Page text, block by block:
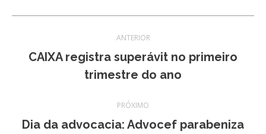
de
ANTERIOR
Post
anterior:
CAIXA registra superávit no primeiro
trimestre do ano
PRÓXIMO
Próximo
Dia da advocacia: Advocef parabeniza